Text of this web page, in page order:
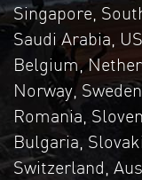
Singapore,
Saudi Arabia,
Belgium,
Norway,
Romania,
Bulgaria,
Switzerland,